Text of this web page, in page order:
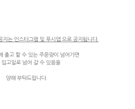
지는 인스타그램 및 푸시앱 으로 공지됩니다.
출고 할 수 있는 주문량이 넘어가면
입고일로 넘어 갈 수 있음을
양해 부탁드립니다.